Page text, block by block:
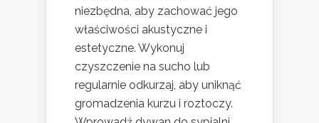
niezbędna, aby zachować jego
właściwości akustyczne i
estetyczne. Wykonuj
czyszczenie na sucho lub
regularnie odkurzaj, aby uniknąć
gromadzenia kurzu i roztoczy.